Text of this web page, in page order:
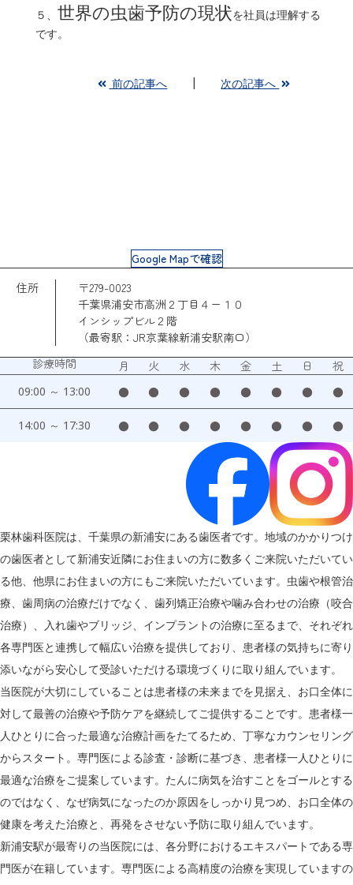
５、 世界の虫歯予防の現状を社員は理解する
です。
前の記事へ 次の記事へ
Google Mapで確認
住所
〒279-0023
千葉県浦安市高洲２丁目４ー１０
インシップビル２階
（最寄駅：JR京葉線新浦安駅南口）
診療時間
月 火 水 木 金 土 日 祝
09:00 ～ 13:00 ● ● ● ● ● ● ● ●
14:00 ～ 17:30 ● ● ● ● ● ● ● ●
栗林歯科医院は、千葉県の新浦安にある歯医者です。地域のかかりつけ
の歯医者として新浦安近隣にお住まいの方に数多くご来院いただいてい
る他、他県にお住まいの方にもご来院いただいています。虫歯や根管治
療、歯周病の治療だけでなく、歯列矯正治療や噛み合わせの治療（咬合
治療）、入れ歯やブリッジ、インプラントの治療に至るまで、それぞれ
各専門医と連携して幅広い治療を提供しており、患者様の気持ちに寄り
添いながら安心して受診いただける環境づくりに取り組んでいます。
当医院が大切にしていることは患者様の未来までを見据え、お口全体に
対して最善の治療や予防ケアを継続してご提供することです。患者様一
人ひとりに合った最適な治療計画をたてるため、丁寧なカウンセリング
からスタート。専門医による診査・診断に基づき、患者様一人ひとりに
最適な治療をご提案しています。たんに病気を治すことをゴールとする
のではなく、なぜ病気になったのか原因をしっかり見つめ、お口全体の
健康を考えた治療と、再発をさせない予防に取り組んでいます。
新浦安駅が最寄りの当医院には、各分野におけるエキスパートである専
門医が在籍しています。専門医による高精度の治療を実現していますの